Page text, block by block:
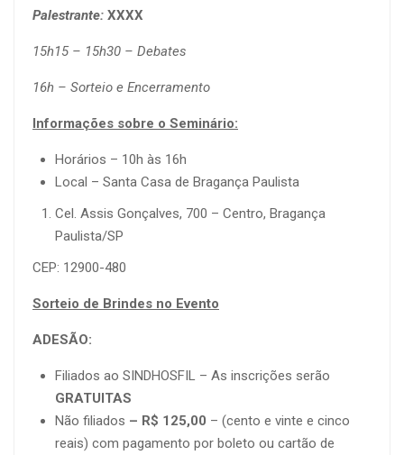
Palestrante: XXXX
15h15 – 15h30 – Debates
16h – Sorteio e Encerramento
Informações sobre o Seminário:
Horários – 10h às 16h
Local – Santa Casa de Bragança Paulista
Cel. Assis Gonçalves, 700 – Centro, Bragança
Paulista/SP
CEP: 12900-480
Sorteio de Brindes no Evento
ADESÃO:
Filiados ao SINDHOSFIL – As inscrições serão
GRATUITAS
Não filiados – R$ 125,00 – (cento e vinte e cinco
reais) com pagamento por boleto ou cartão de